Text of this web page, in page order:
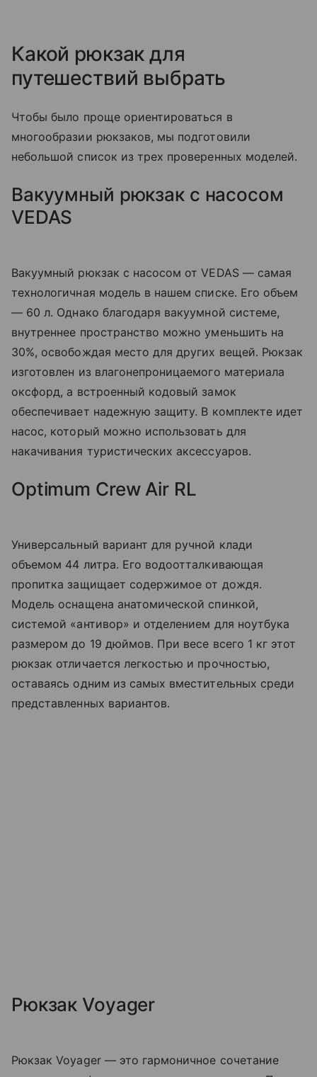
Какой рюкзак для
путешествий выбрать
Чтобы было проще ориентироваться в
многообразии рюкзаков, мы подготовили
небольшой список из трех проверенных моделей.
Вакуумный рюкзак с насосом
VEDAS
Вакуумный рюкзак с насосом от VEDAS — самая
технологичная модель в нашем списке. Его объем
— 60 л. Однако благодаря вакуумной системе,
внутреннее пространство можно уменьшить на
30%, освобождая место для других вещей. Рюкзак
изготовлен из влагонепроницаемого материала
оксфорд, а встроенный кодовый замок
обеспечивает надежную защиту. В комплекте идет
насос, который можно использовать для
накачивания туристических аксессуаров.
Optimum Crew Air RL
Универсальный вариант для ручной клади
объемом 44 литра. Его водоотталкивающая
пропитка защищает содержимое от дождя.
Модель оснащена анатомической спинкой,
системой «антивор» и отделением для ноутбука
размером до 19 дюймов. При весе всего 1 кг этот
рюкзак отличается легкостью и прочностью,
оставаясь одним из самых вместительных среди
представленных вариантов.
Рюкзак Voyager
Рюкзак Voyager — это гармоничное сочетание